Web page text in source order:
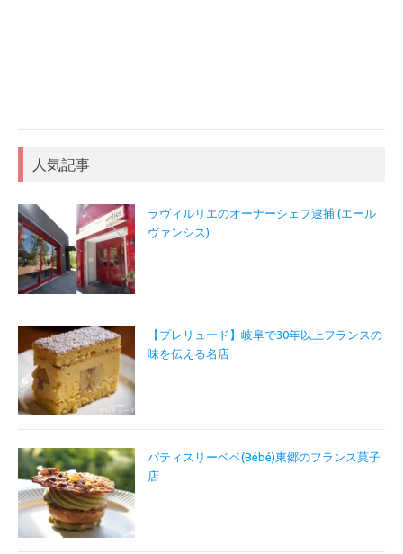
人気記事
ラヴィルリエのオーナーシェフ逮捕 (エール
ヴァンシス)
【プレリュード】岐阜で30年以上フランスの
味を伝える名店
パティスリーベベ(Bébé)東郷のフランス菓子
店